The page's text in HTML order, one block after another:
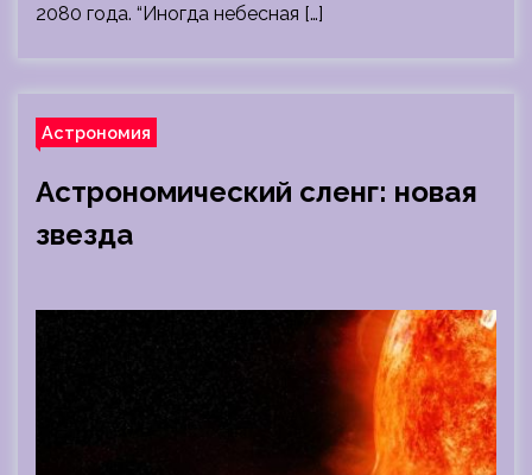
2080 года. “Иногда небесная […]
Астрономия
Астрономический сленг: новая
звезда